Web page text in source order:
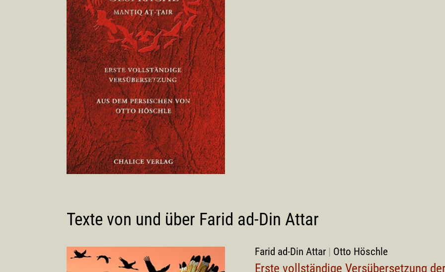
Texte von und über Farid ad-Din Attar
Farid ad-Din Attar | Otto Höschle
Erste vollständige Versübersetzung der